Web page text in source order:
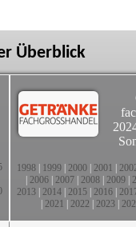
Überblick
1998 1999 2000 2001
2006 2007 2008 2009
2013 2014 2015 2016
2021 2022 2023|